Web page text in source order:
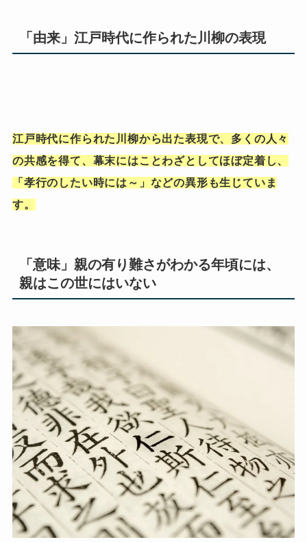
「由来」江戸時代に作られた川柳の表現
江戸時代に作られた川柳から出た表現で、多くの人々
の共感を得て、幕末にはことわざとしてほぼ定着し、
「孝行のしたい時には～」などの異形も生じていま
す。
「意味」親の有り難さがわかる年頃には、
親はこの世にはいない